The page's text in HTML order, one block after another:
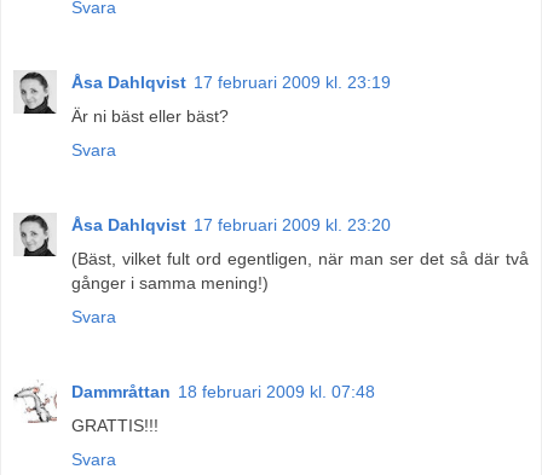
Svara
Åsa Dahlqvist 17 februari 2009 kl. 23:19
Är ni bäst eller bäst?
Svara
Åsa Dahlqvist 17 februari 2009 kl. 23:20
(Bäst, vilket fult ord egentligen, när man ser det så där två
gånger i samma mening!)
Svara
Dammråttan 18 februari 2009 kl. 07:48
GRATTIS!!!
Svara